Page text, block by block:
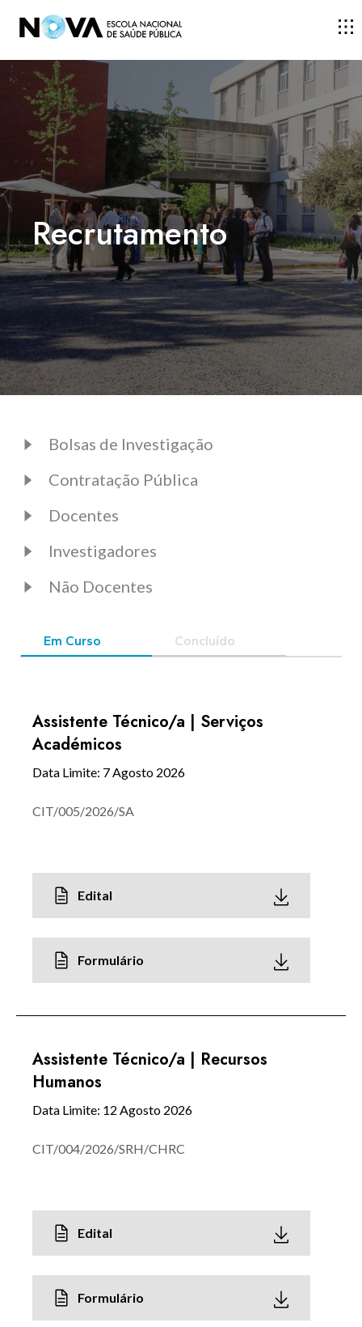
ESCOLA
ENSINO
INVESTIGAÇÃO
DOCENTES E INVESTIGADORES
COMUNIDADE
KNOWLEDGE CENTERS
PT
Recrutamento
Recrutamento
Bolsas de Investigação
Contratação Pública
Docentes
Investigadores
Não Docentes
Concluído
Em Curso
Assistente Técnico/a | Serviços
Académicos
Data Limite: 7 Agosto 2026
CIT/005/2026/SA
Edital
Formulário
Assistente Técnico/a | Recursos
Humanos
Data Limite: 12 Agosto 2026
CIT/004/2026/SRH/CHRC
Edital
Formulário